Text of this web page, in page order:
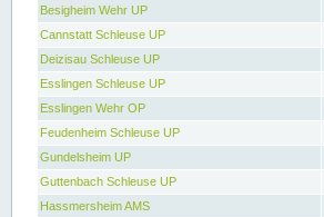
Besigheim Wehr UP
Cannstatt Schleuse UP
Deizisau Schleuse UP
Esslingen Schleuse UP
Esslingen Wehr OP
Feudenheim Schleuse UP
Gundelsheim UP
Guttenbach Schleuse UP
Hassmersheim AMS